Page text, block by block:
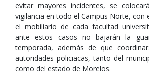
evitar mayores incidentes, se
vigilancia en todo el Campus Norte, con
el mobiliario de cada facultad
ante estos casos no bajarán la
temporada, además de que
autoridades policiacas, tanto del
como del estado de Morelos.